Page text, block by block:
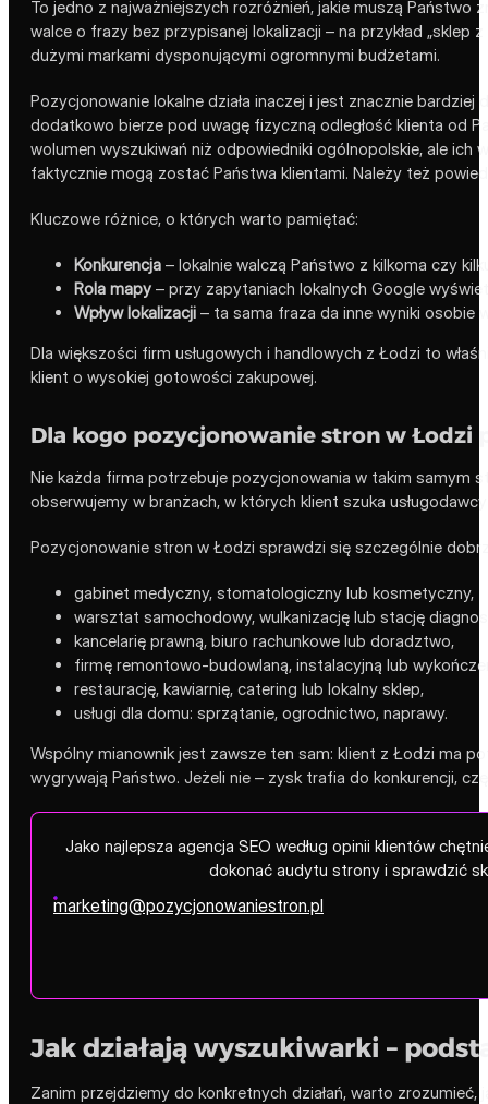
To jedno z najważniejszych rozróżnień, jakie muszą Państwo
walce o frazy bez przypisanej lokalizacji – na przykład „sklep
dużymi markami dysponującymi ogromnymi budżetami.
Pozycjonowanie lokalne działa inaczej i jest znacznie
dodatkowo bierze pod uwagę fizyczną odległość klienta od
wolumen wyszukiwań niż odpowiedniki ogólnopolskie, ale
faktycznie mogą zostać Państwa klientami. Należy też
Kluczowe różnice, o których warto pamiętać:
Konkurencja – lokalnie walczą Państwo z kilkoma czy
Rola mapy – przy zapytaniach lokalnych Google
Wpływ lokalizacji – ta sama fraza da inne wyniki osobie
Dla większości firm usługowych i handlowych z Łodzi to
klient o wysokiej gotowości zakupowej.
Dla kogo pozycjonowanie stron w Łodzi
Nie każda firma potrzebuje pozycjonowania w takim samym
obserwujemy w branżach, w których klient szuka
Pozycjonowanie stron w Łodzi sprawdzi się szczególnie
gabinet medyczny, stomatologiczny lub kosmetyczny,
warsztat samochodowy, wulkanizację lub stację
kancelarię prawną, biuro rachunkowe lub doradztwo,
firmę remontowo-budowlaną, instalacyjną lub
restaurację, kawiarnię, catering lub lokalny sklep,
usługi dla domu: sprzątanie, ogrodnictwo, naprawy.
Wspólny mianownik jest zawsze ten sam: klient z Łodzi ma
wygrywają Państwo. Jeżeli nie – zysk trafia do konkurencji,
Jako najlepsza agencja SEO według opinii klientów
dokonać audytu strony i sprawdzić
marketing@pozycjonowaniestron.pl
Jak działają wyszukiwarki –
Zanim przejdziemy do konkretnych działań, warto